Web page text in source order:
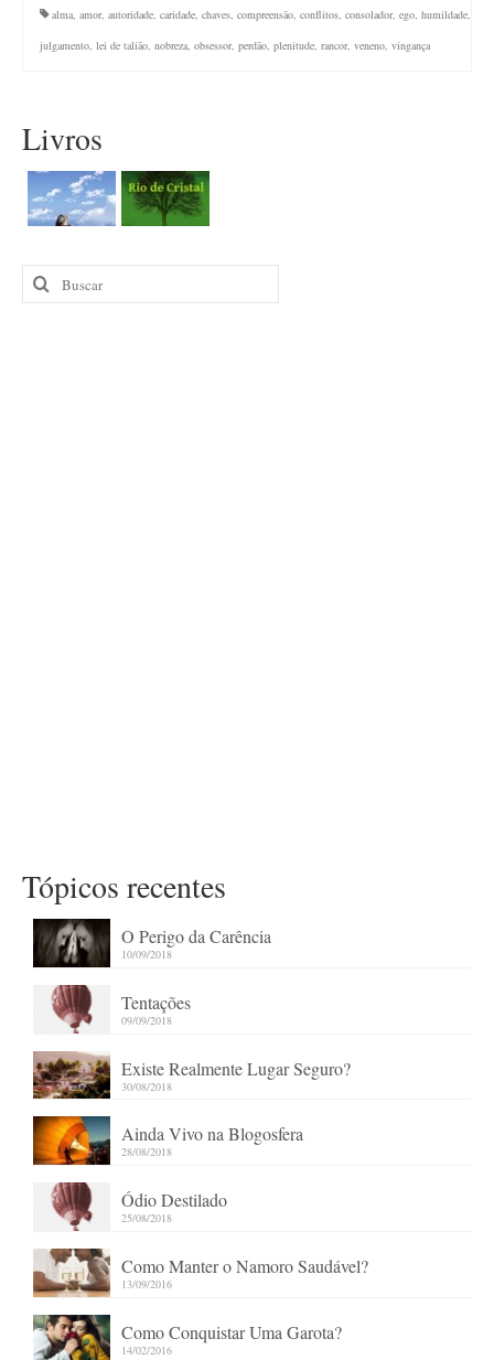
alma, amor, autoridade, caridade, chaves, compreensão, conflitos, consolador, ego, humildade,
julgamento, lei de talião, nobreza, obsessor, perdão, plenitude, rancor, veneno, vingança
Livros
Buscar
por:
Tópicos recentes
O Perigo da Carência
10/09/2018
Tentações
09/09/2018
Existe Realmente Lugar Seguro?
30/08/2018
Ainda Vivo na Blogosfera
28/08/2018
Ódio Destilado
25/08/2018
Como Manter o Namoro Saudável?
13/09/2016
Como Conquistar Uma Garota?
14/02/2016